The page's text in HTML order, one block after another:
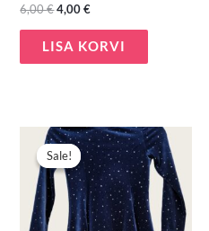
6,00€4,00€
LISA KORVI
Sale!
Sale!
Algne
hind
oli:
6,50 €.
Praegune
hind
on:
3,50 €.